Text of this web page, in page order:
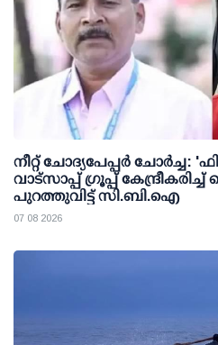
നീറ്റ് ചോദ്യപേപ്പര്‍ ചോര്‍ച്ച:
വാട്സാപ്പ് ഗ്രൂപ്പ്
പുറത്തുവിട്ട് സി.ബി.ഐ
07 08 2026